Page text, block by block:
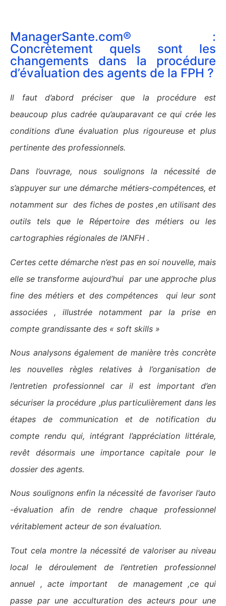
ManagerSante.com® :
Concrètement quels sont les
changements dans la procédure
d’évaluation des agents de la FPH ?
Il faut d’abord préciser que la procédure est
beaucoup plus cadrée qu’auparavant ce qui crée les
conditions d’une évaluation plus rigoureuse et plus
pertinente des professionnels.
Dans l’ouvrage, nous soulignons la nécessité de
s’appuyer sur une démarche métiers-compétences, et
notamment sur des fiches de postes ,en utilisant des
outils tels que le Répertoire des métiers ou les
cartographies régionales de l’ANFH .
Certes cette démarche n’est pas en soi nouvelle, mais
elle se transforme aujourd’hui par une approche plus
fine des métiers et des compétences qui leur sont
associées , illustrée notamment par la prise en
compte grandissante des « soft skills »
Nous analysons également de manière très concrète
les nouvelles règles relatives à l’organisation de
l’entretien professionnel car il est important d’en
sécuriser la procédure ,plus particulièrement dans les
étapes de communication et de notification du
compte rendu qui, intégrant l’appréciation littérale,
revêt désormais une importance capitale pour le
dossier des agents.
Nous soulignons enfin la nécessité de favoriser l’auto
-évaluation afin de rendre chaque professionnel
véritablement acteur de son évaluation.
Tout cela montre la nécessité de valoriser au niveau
local le déroulement de l’entretien professionnel
annuel , acte important de management ,ce qui
passe par une acculturation des acteurs pour une